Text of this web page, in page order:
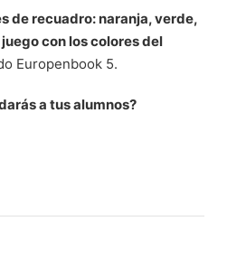
de recuadro: naranja, verde,
con los colores del
Europenbook 5.
a tus alumnos?